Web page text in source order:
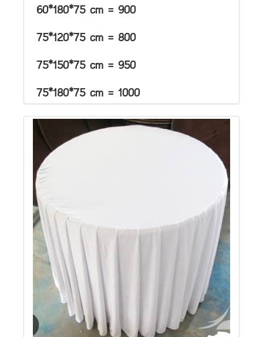
60*180*75 cm = 900
75*120*75 cm = 800
75*150*75 cm = 950
75*180*75 cm = 1000